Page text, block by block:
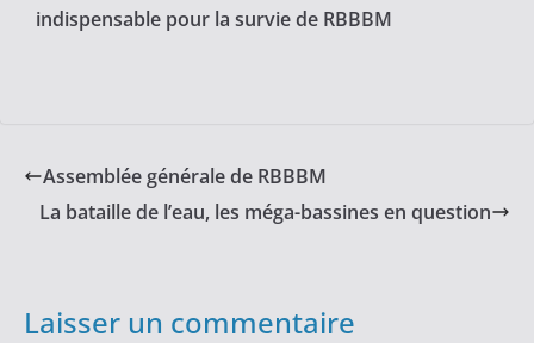
indispensable pour la survie de RBBBM
Assemblée générale de RBBBM
La bataille de l’eau, les méga-bassines en question
Laisser un commentaire